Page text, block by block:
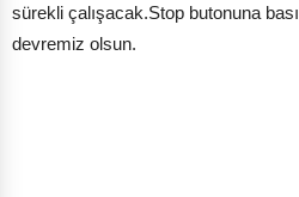
sürekli çalışacak.Stop butonuna
devremiz olsun.